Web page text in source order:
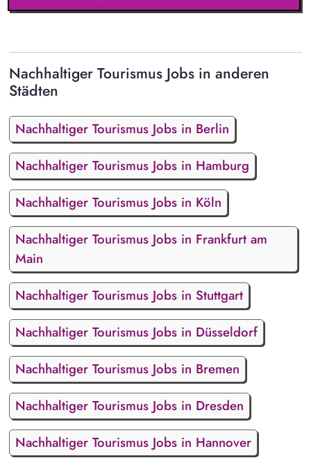
Nachhaltiger Tourismus Jobs in anderen
Städten
Nachhaltiger Tourismus Jobs in Berlin
Nachhaltiger Tourismus Jobs in Hamburg
Nachhaltiger Tourismus Jobs in Köln
Nachhaltiger Tourismus Jobs in Frankfurt am
Main
Nachhaltiger Tourismus Jobs in Stuttgart
Nachhaltiger Tourismus Jobs in Düsseldorf
Nachhaltiger Tourismus Jobs in Bremen
Nachhaltiger Tourismus Jobs in Dresden
Nachhaltiger Tourismus Jobs in Hannover